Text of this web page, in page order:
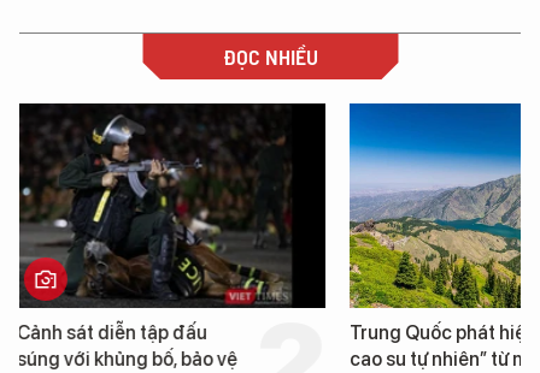
ĐỌC NHIỀU
Trung Quốc phát hiện “mỏ
cao su tự nhiên” từ một
Loạt dự án bất động
Đà Nẵng sắp bị kiểm